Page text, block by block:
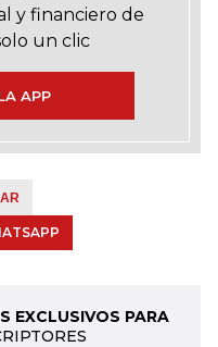
y financiero de
un clic
APP
EXCLUSIVOS PARA